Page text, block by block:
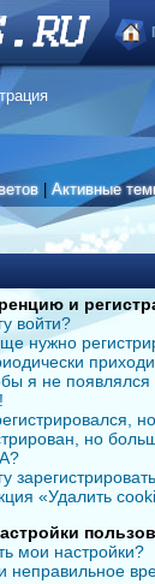
|Активные
и
войти?
нужно
я не
но
«Удалить
мои настройки?
неправильное